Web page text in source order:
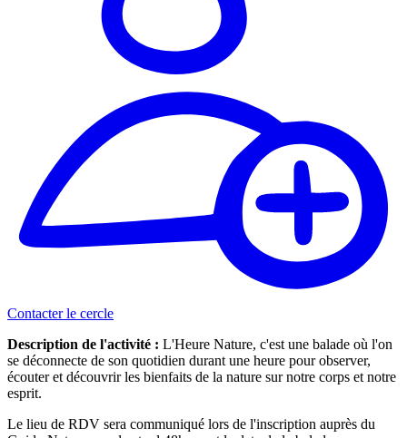
Contacter le cercle
Description de l'activité : L'Heure Nature, c'est une balade où l'on
se déconnecte de son quotidien durant une heure pour observer,
écouter et découvrir les bienfaits de la nature sur notre corps et notre
esprit.
Le lieu de RDV sera communiqué lors de l'inscription auprès du